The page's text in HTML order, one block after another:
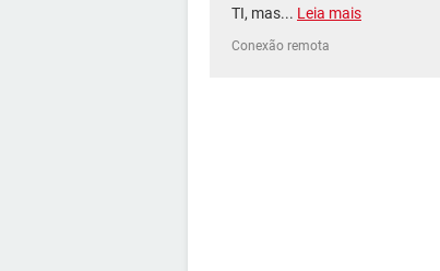
TI, mas... Leia mais
Conexão remota